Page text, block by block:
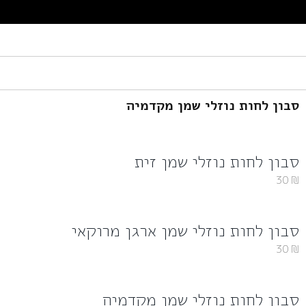
סבון לחות נוזלי שמן מקדמיה
סבון לחות נוזלי שמן זית
30 ₪
סבון לחות נוזלי שמן ארגן מרוקאי
30 ₪
סבון לחות נוזלי שמן מקדמיה